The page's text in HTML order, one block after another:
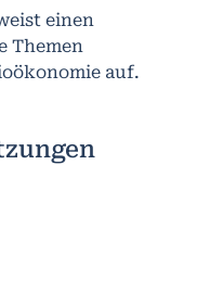
einen
Themen
auf.